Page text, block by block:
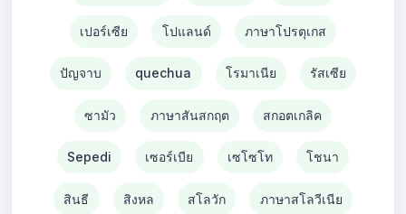
เปอร์เซีย โปแลนด์ ภาษาโปรตุเกส
ปัญจาบ quechua โรมาเนีย รัสเซีย
ซามัว ภาษาสันสกฤต สกอตเกลิค
Sepedi เซอร์เบีย เซโซโท โชนา
สินธี สิงหล สโลวัก ภาษาสโลวีเนีย